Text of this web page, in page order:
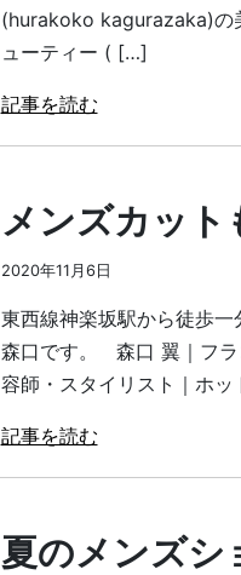
(hurakoko kagurazaka)の
ューティー ( […]
記事を読む
メンズカッ
2020年11月6日
東西線神楽坂駅から徒歩
森口です。 森口 翼｜フ
容師・スタイリスト｜ホ
記事を読む
夏のメンズシ